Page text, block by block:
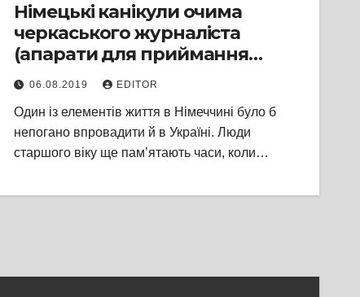
Німецькі канікули очима
черкаського журналіста
(апарати для приймання
пластикової тари)
06.08.2019 EDITOR
Один із елементів життя в Німеччині було б
непогано впровадити й в Україні. Люди
старшого віку ще пам’ятають часи, коли…